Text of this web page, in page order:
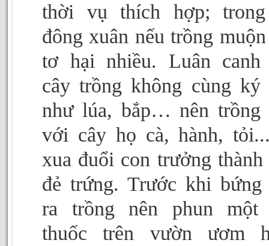
thời vụ thích hợp;
đông xuân nếu trồng muộn
tơ hại nhiều. Luân
cây trồng không cùng ký
như lúa, bắp… nên trồng
với cây họ cà, hành,
xua đuổi con trưởng thành
đẻ trứng. Trước khi bứng
ra trồng nên phun một
thuốc trên vườn ươm